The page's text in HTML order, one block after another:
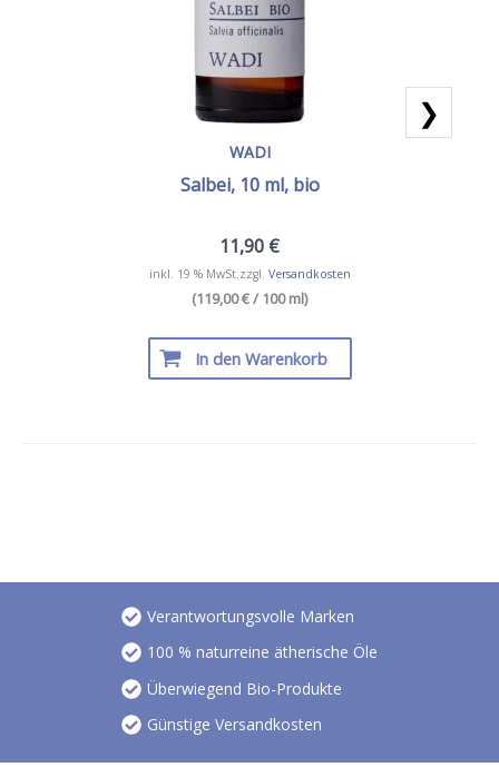
WADI
Salbei, 10 ml, bio
11,90 €
inkl. 19 % MwSt.zzgl. Versandkosten
(119,00 € / 100 ml)
In den Warenkorb
❯
Verantwortungsvolle Marken
100 % naturreine ätherische Öle
Überwiegend Bio-Produkte
Günstige Versandkosten